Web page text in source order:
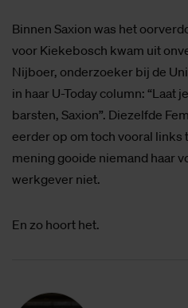
Binnen Saxion was het
voor Kiekebosch kwam uit
Nijboer, onderzoeker bij de
in haar U-Today column: “Laat
barsten, Saxion”. Diezelfde
eerder op om toch vooral
mening gooide niemand haar
werkgever niet.
En zo hoort het.